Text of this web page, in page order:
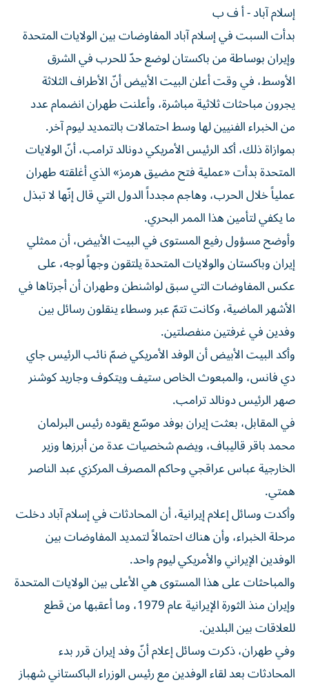
إسلام آباد - أ ف ب
بدأت السبت في إسلام آباد المفاوضات بين الولايات المتحدة
وإيران بوساطة من باكستان لوضع حدّ للحرب في الشرق
الأوسط، في وقت أعلن البيت الأبيض أنّ الأطراف الثلاثة
يجرون مباحثات ثلاثية مباشرة، وأعلنت طهران انضمام عدد
من الخبراء الفنيين لها وسط احتمالات بالتمديد ليوم آخر.
بموازاة ذلك، أكد الرئيس الأمريكي دونالد ترامب، أنّ الولايات
المتحدة بدأت «عملية فتح مضيق هرمز» الذي أغلقته طهران
عملياً خلال الحرب، وهاجم مجدداً الدول التي قال إنّها لا تبذل
ما يكفي لتأمين هذا الممر البحري.
وأوضح مسؤول رفيع المستوى في البيت الأبيض، أن ممثلي
إيران وباكستان والولايات المتحدة يلتقون وجهاً لوجه، على
عكس المفاوضات التي سبق لواشنطن وطهران أن أجرتاها في
الأشهر الماضية، وكانت تتمّ عبر وسطاء ينقلون رسائل بين
وفدين في غرفتين منفصلتين.
وأكد البيت الأبيض أن الوفد الأمريكي ضمّ نائب الرئيس جاي
دي فانس، والمبعوث الخاص ستيف ويتكوف وجاريد كوشنر
صهر الرئيس دونالد ترامب.
في المقابل، بعثت إيران بوفد موسّع يقوده رئيس البرلمان
محمد باقر قاليباف، ويضم شخصيات عدة من أبرزها وزير
الخارجية عباس عراقجي وحاكم المصرف المركزي عبد الناصر
همتي.
وأكدت وسائل إعلام إيرانية، أن المحادثات في إسلام آباد دخلت
مرحلة الخبراء، وأن هناك احتمالاً لتمديد المفاوضات بين
الوفدين الإيراني والأمريكي ليوم واحد.
والمباحثات على هذا المستوى هي الأعلى بين الولايات المتحدة
وإيران منذ الثورة الإيرانية عام 1979، وما أعقبها من قطع
للعلاقات بين البلدين.
وفي طهران، ذكرت وسائل إعلام أنّ وفد إيران قرر بدء
المحادثات بعد لقاء الوفدين مع رئيس الوزراء الباكستاني شهباز